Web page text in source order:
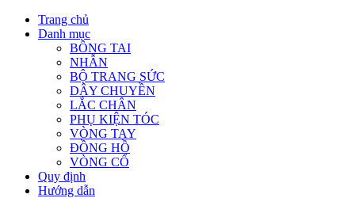
Skip
Trang chủ
Danh mục
BÔNG TAI
NHẪN
BỘ TRANG SỨC
DÂY CHUYỀN
LẮC CHÂN
PHỤ KIỆN TÓC
VÒNG TAY
ĐỒNG HỒ
VÒNG CỔ
Quy định
Hướng dẫn